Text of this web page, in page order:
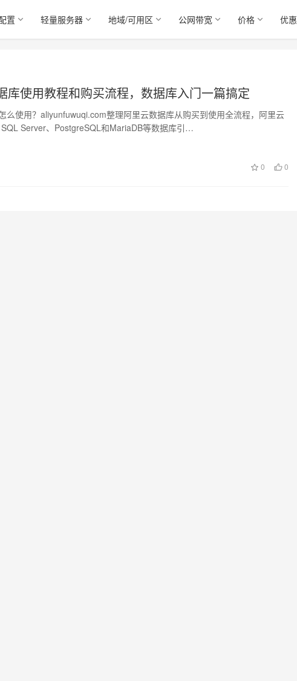
置 轻量服务器 地域/可用区 公网带宽 价格 优惠
库使用教程和购买流程，数据库入门一篇搞定
么使用？aliyunfuwuqi.com整理阿里云数据库从购买到使用全流程，阿里云
Server、PostgreSQL和MariaDB等数据库引…
0 0